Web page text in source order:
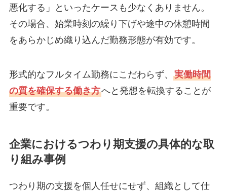
悪化する」といったケースも少なくありません。
その場合、始業時刻の繰り下げや途中の休憩時間
をあらかじめ織り込んだ勤務形態が有効です。
形式的なフルタイム勤務にこだわらず、 実働時間
の質を確保する働き方へと発想を転換することが
重要です。
企業におけるつわり期支援の具体的な取
り組み事例
つわり期の支援を個人任せにせず、組織として仕